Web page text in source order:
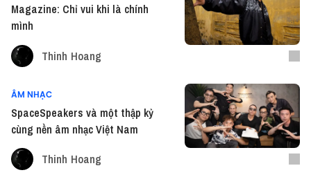
Magazine: Chỉ vui khi là chính
mình
Thinh Hoang
ÂM NHẠC
SpaceSpeakers và một thập kỷ
cùng nền âm nhạc Việt Nam
Thinh Hoang